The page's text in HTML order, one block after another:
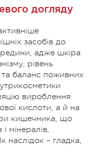
догляду
засобів до
адже шкіра
рівень
та баланс поживних
вироблення
кислоти, а й на
кишечника, що
мінералів,
наслідок – гладка,